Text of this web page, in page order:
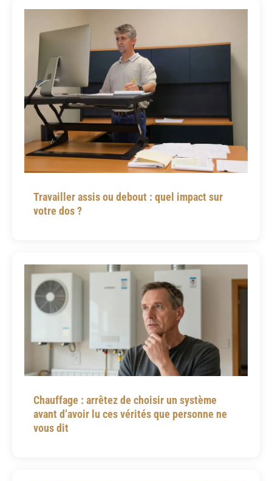
Travailler assis ou debout : quel impact sur
votre dos ?
Chauffage : arrêtez de choisir un système
avant d’avoir lu ces vérités que personne ne
vous dit